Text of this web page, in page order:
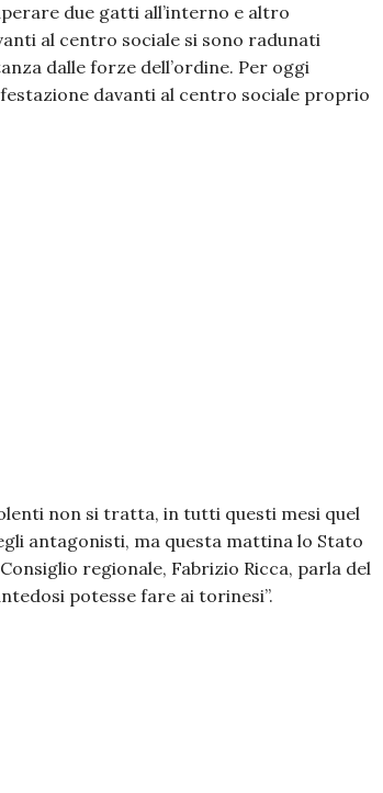
due gatti all’interno e altro
al centro sociale si sono radunati
dalle forze dell’ordine. Per oggi
davanti al centro sociale proprio
non si tratta, in tutti questi mesi quel
antagonisti, ma questa mattina lo Stato
regionale, Fabrizio Ricca, parla del
potesse fare ai torinesi”.